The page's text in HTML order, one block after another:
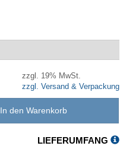
zzgl. 19% MwSt.
zzgl. Versand & Verpackung
In den Warenkorb
LIEFERUMFANG